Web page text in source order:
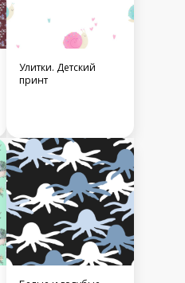
Улитки. Детский
принт